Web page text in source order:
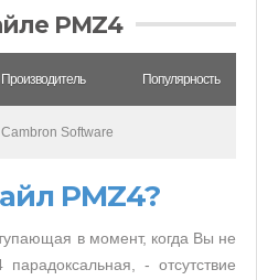
PMZ4
Производитель Популярность
Cambron Software
PMZ4?
в момент, когда Вы не
- отсутствие